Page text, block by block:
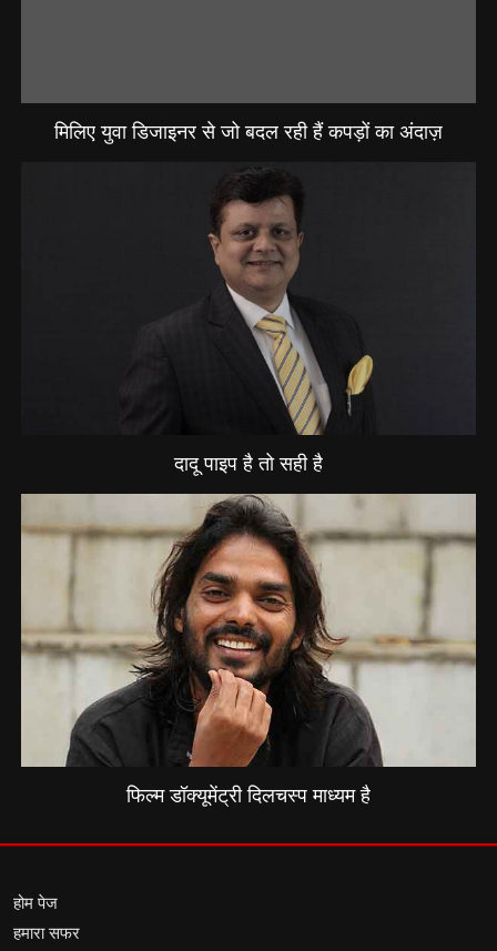
मिलिए युवा डिजाइनर से जो बदल रही हैं कपड़ों का अंदाज़
दादू पाइप है तो सही है
फिल्म डॉक्यूमेंट्री दिलचस्प माध्यम है
होम पेज
हमारा सफर